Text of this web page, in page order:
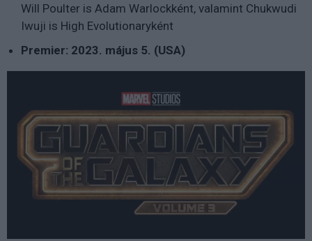
Will Poulter is Adam Warlockként, valamint Chukwudi
Iwuji is High Evolutionaryként
Premier: 2023. május 5. (USA)